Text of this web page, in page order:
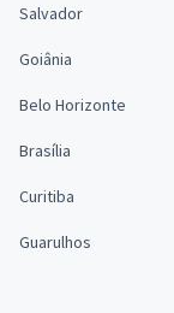
Salvador
Goiânia
Belo Horizonte
Brasília
Curitiba
Guarulhos